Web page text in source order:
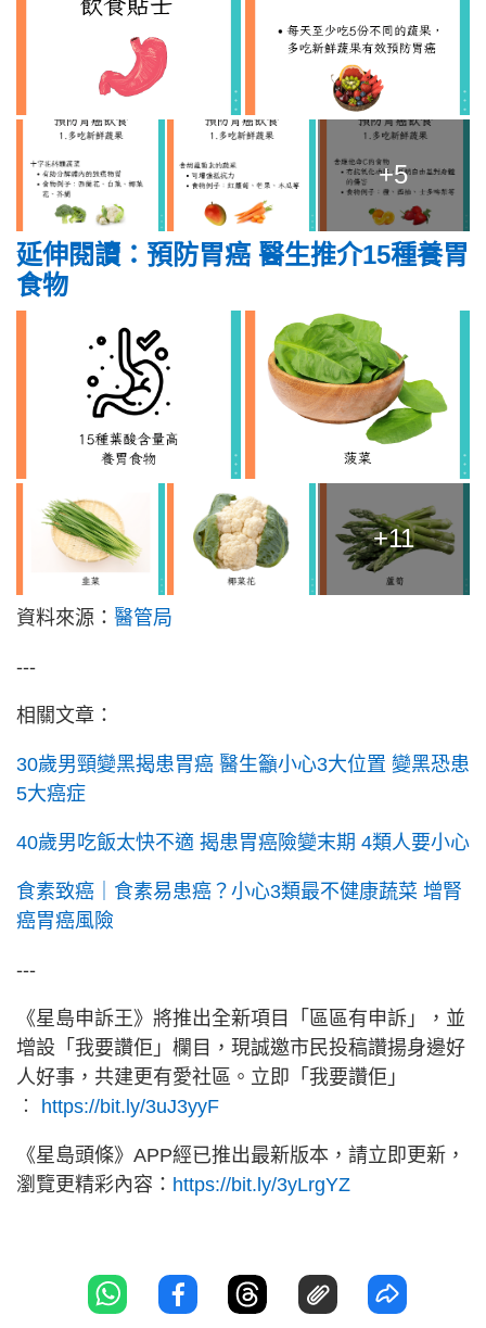
+5
延伸閱讀：預防胃癌 醫生推介15種養胃
食物
+11
資料來源： 醫管局
---
相關文章：
30歲男頸變黑揭患胃癌 醫生籲小心3大位置 變黑恐患
5大癌症
40歲男吃飯太快不適 揭患胃癌險變末期 4類人要小心
食素致癌｜食素易患癌？小心3類最不健康蔬菜 增腎
癌胃癌風險
---
《星島申訴王》將推出全新項目「區區有申訴」，並
增設「我要讚佢」欄目，現誠邀市民投稿讚揚身邊好
人好事，共建更有愛社區。立即「我要讚佢」
︰ https://bit.ly/3uJ3yyF
《星島頭條》APP經已推出最新版本，請立即更新，
瀏覽更精彩內容： https://bit.ly/3yLrgYZ